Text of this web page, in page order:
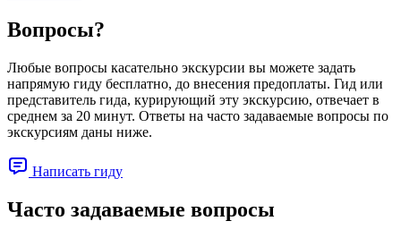
Вопросы?
Любые вопросы касательно экскурсии вы можете задать
напрямую гиду бесплатно, до внесения предоплаты. Гид или
представитель гида, курирующий эту экскурсию, отвечает в
среднем за 20 минут. Ответы на часто задаваемые вопросы по
экскурсиям даны ниже.
Написать гиду
Часто задаваемые вопросы